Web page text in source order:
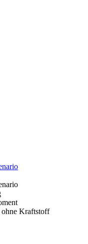
Kraftstoff